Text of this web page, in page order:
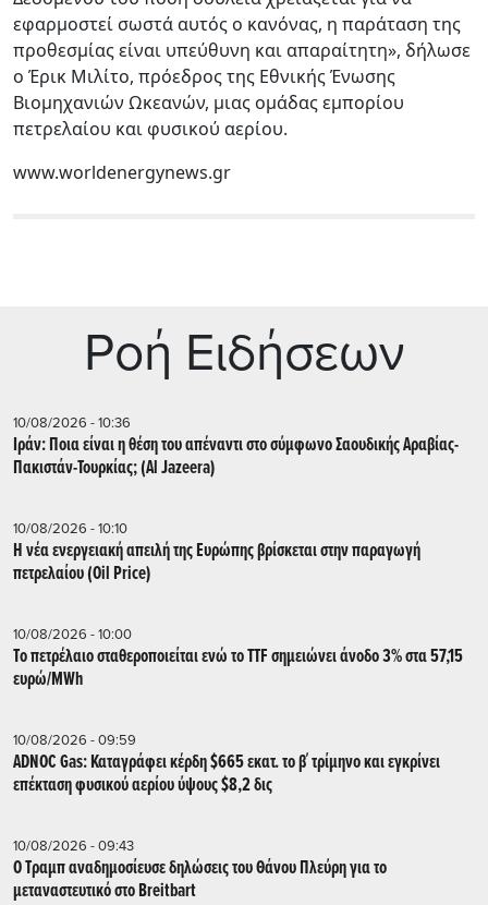
εφαρμοστεί σωστά αυτός ο κανόνας, η παράταση της
προθεσμίας είναι υπεύθυνη και απαραίτητη», δήλωσε
ο Έρικ Μιλίτο, πρόεδρος της Εθνικής Ένωσης
Βιομηχανιών Ωκεανών, μιας ομάδας εμπορίου
πετρελαίου και φυσικού αερίου.
www.worldenergynews.gr
Ρoή Ειδήσεων
10/08/2026 - 10:36
Ιράν: Ποια είναι η θέση του απέναντι στο σύμφωνο Σαουδικής Αραβίας-
Πακιστάν-Τουρκίας; (Al Jazeera)
10/08/2026 - 10:10
Η νέα ενεργειακή απειλή της Ευρώπης βρίσκεται στην παραγωγή
πετρελαίου (Oil Price)
10/08/2026 - 10:00
Tο πετρέλαιο σταθεροποιείται ενώ το TTF σημειώνει άνοδο 3% στα 57,15
ευρώ/MWh
10/08/2026 - 09:59
ADNOC Gas: Καταγράφει κέρδη $665 εκατ. το β΄ τρίμηνο και εγκρίνει
επέκταση φυσικού αερίου ύψους $8,2 δις
10/08/2026 - 09:43
Ο Τραμπ αναδημοσίευσε δηλώσεις του Θάνου Πλεύρη για το
μεταναστευτικό στο Breitbart